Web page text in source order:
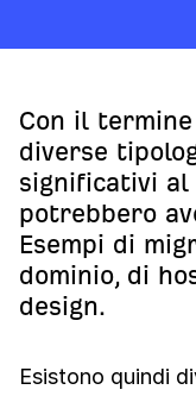
Con il
diverse
significativi al
potrebbero
Esempi di
dominio, di
design.
Esistono quindi